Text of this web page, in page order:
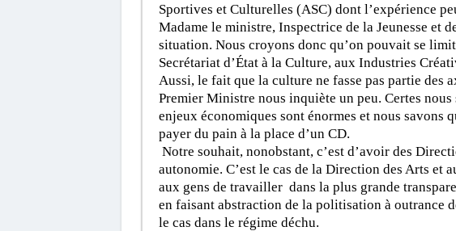
Sportives et Culturelles (ASC) dont l’expérience
Madame le ministre, Inspectrice de la Jeunesse et
situation. Nous croyons donc qu’on pouvait se
Secrétariat d’État à la Culture, aux Industries
Aussi, le fait que la culture ne fasse pas partie des
Premier Ministre nous inquiète un peu. Certes nous
enjeux économiques sont énormes et nous savons
payer du pain à la place d’un CD.
Notre souhait, nonobstant, c’est d’avoir des
autonomie. C’est le cas de la Direction des Arts et
aux gens de travailler dans la plus grande
en faisant abstraction de la politisation à outrance
le cas dans le régime déchu.